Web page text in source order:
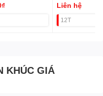
Liên hệ
12T
KHÚC GIÁ